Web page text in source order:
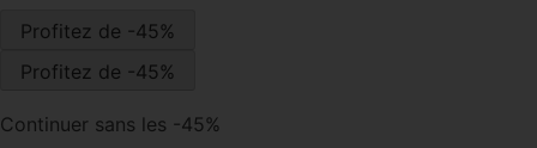
Continuer sans les -45%